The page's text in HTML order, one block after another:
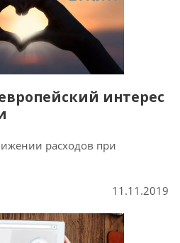
интерес
расходов при
11.11.2019